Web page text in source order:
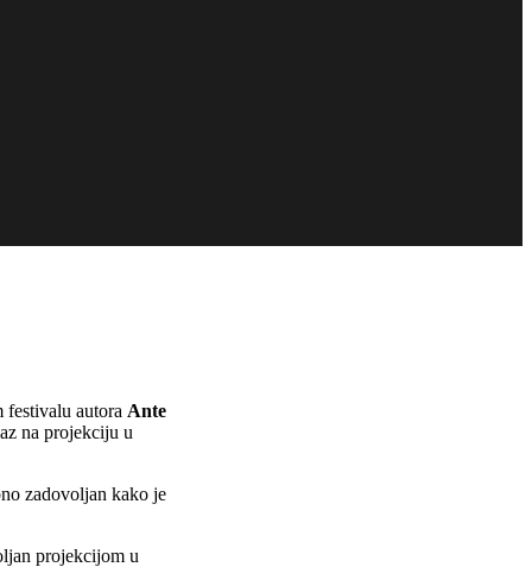
autora Ante
na projekciju u
zadovoljan kako je
projekcijom u